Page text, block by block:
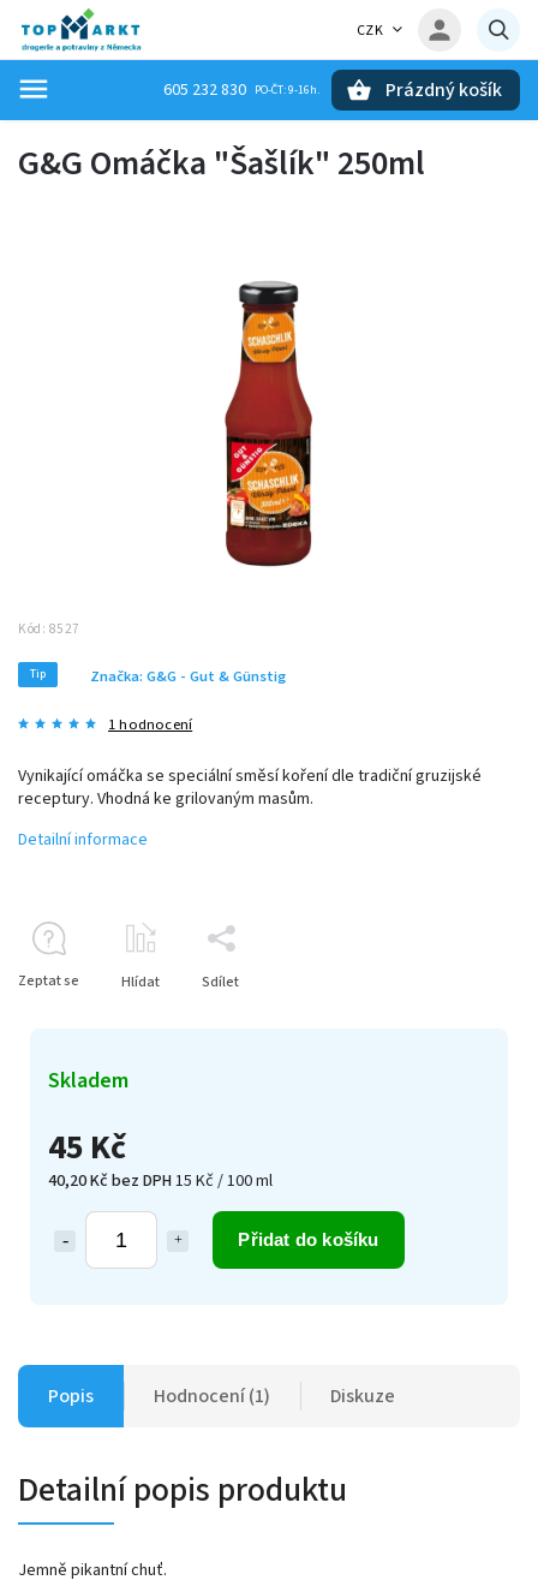
CZK
605 232 830 Prázdný košík
G&G Omáčka "Šašlík" 250ml
Kód: 8527
Tip
1 hodnocení
Značka: G&G - Gut & Günstig
45 Kč
40,20 Kč bez DPH15 Kč / 100 ml
Přidat do košíku
Skladem
Vynikající omáčka se speciální směsí koření dle tradiční gruzijské
receptury. Vhodná ke grilovaným masům.
Detailní informace
Zeptat se Hlídat Sdílet
Popis Hodnocení (1) Diskuze
Detailní popis produktu
Jemně pikantní chuť.